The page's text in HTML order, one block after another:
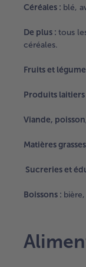
Céréales : blé,
De plus : tous
céréales.
Fruits et
Produits laitiers
Viande,
Matières
Sucreries et
Boissons :